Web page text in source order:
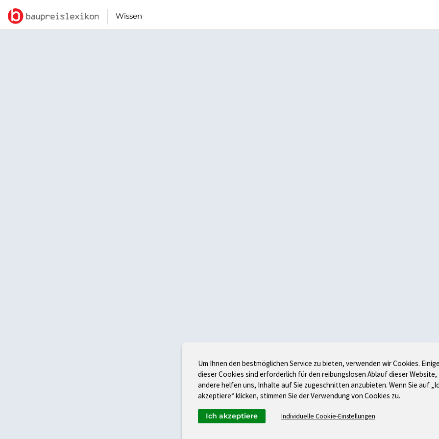
Wissen
Um Ihnen den bestmöglichen Service zu bieten, verwenden wir Cookies.
dieser Cookies sind erforderlich für den reibungslosen Ablauf dieser Website,
andere helfen uns, Inhalte auf Sie zugeschnitten anzubieten. Wenn Sie auf
akzeptiere“ klicken, stimmen Sie der Verwendung von Cookies zu.
Individuelle Cookie-Einstellungen
Ich akzeptiere